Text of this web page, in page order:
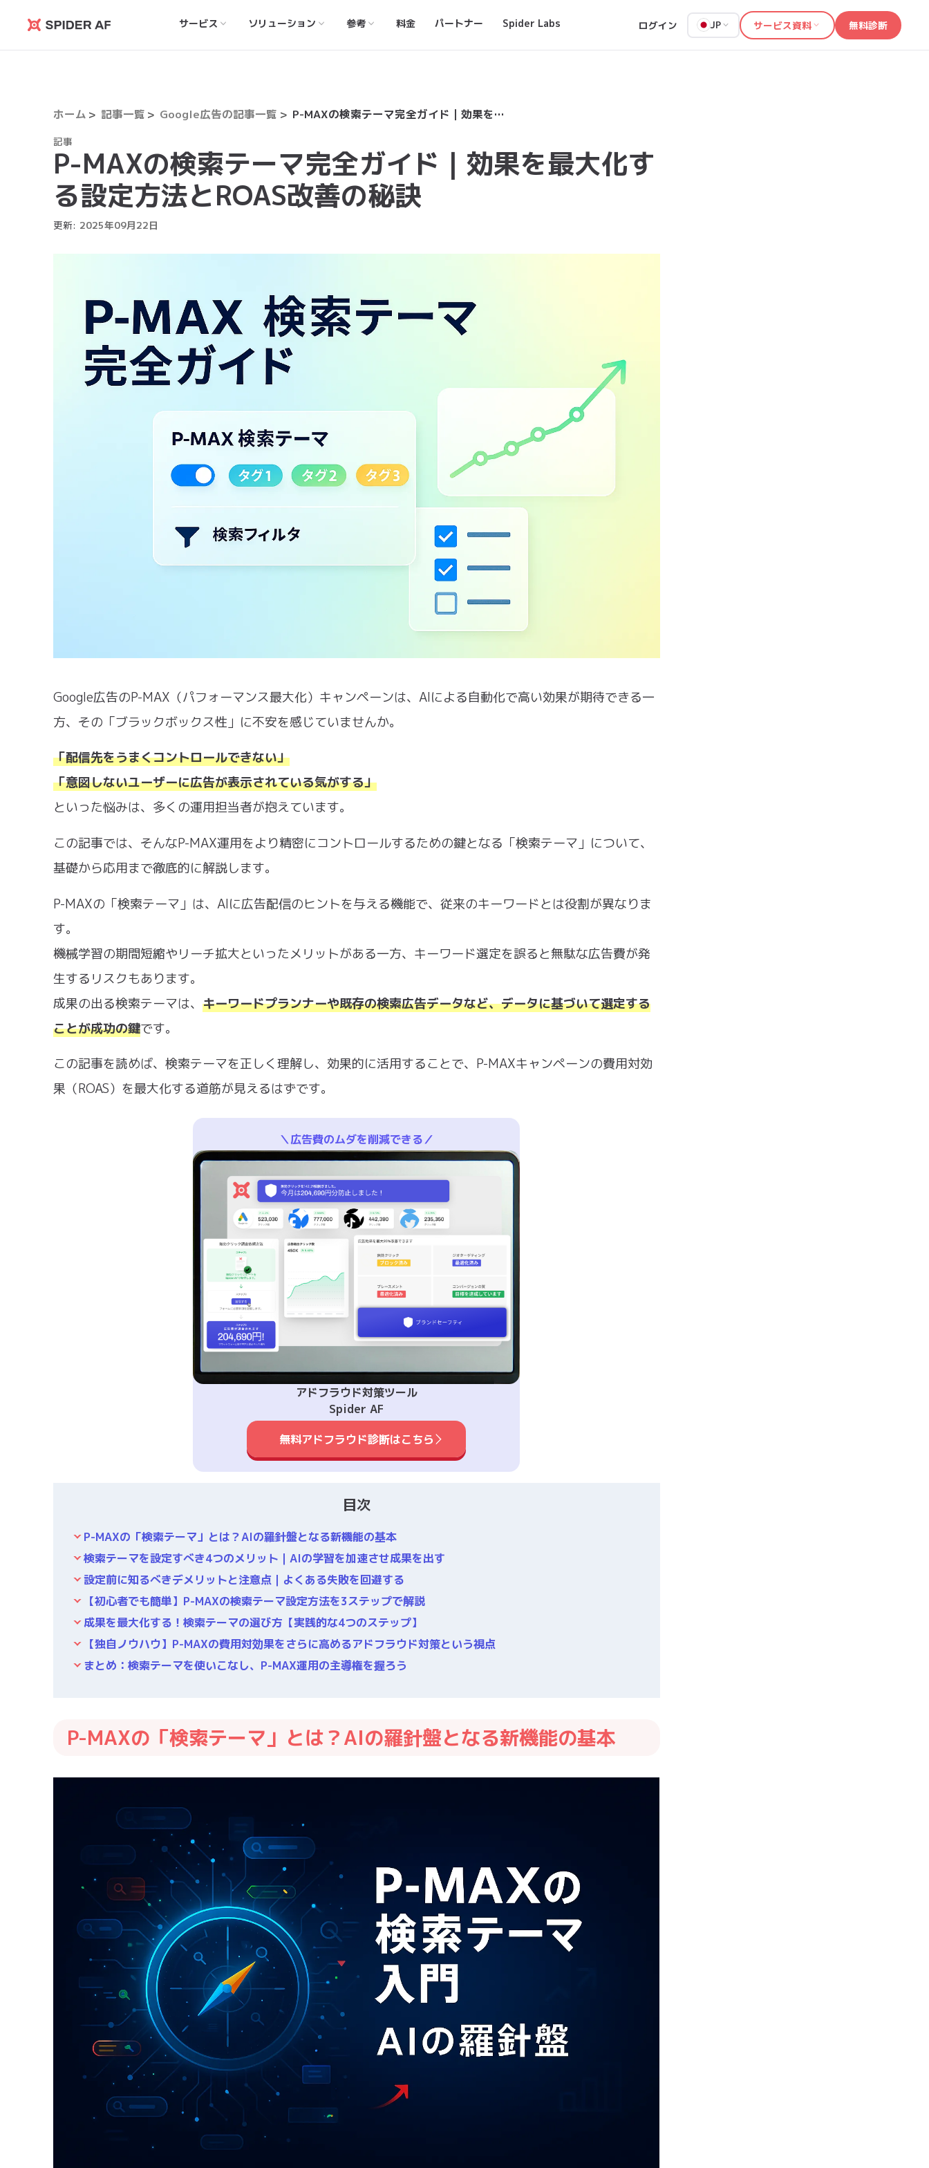
Spider
サービス ソリューション 参考 料金 パートナー Spider Labs ログイン JP サービス資料 無料診断
ホーム 記事一覧 Google広告の記事一覧 P-MAXの検索テーマ完全ガイド｜効果を最大化する設定方法とROAS改善の秘訣
記事
P-MAXの検索テーマ完全ガイド｜効果を最大化す
る設定方法とROAS改善の秘訣
更新: 2025年09月22日
Google広告のP-MAX（パフォーマンス最大化）キャンペーンは、AIによる自動化で高い効果が期待できる一
方、その「ブラックボックス性」に不安を感じていませんか。
「配信先をうまくコントロールできない」
「意図しないユーザーに広告が表示されている気がする」
といった悩みは、多くの運用担当者が抱えています。
この記事では、そんなP-MAX運用をより精密にコントロールするための鍵となる「検索テーマ」について、
基礎から応用まで徹底的に解説します。
P-MAXの「検索テーマ」は、AIに広告配信のヒントを与える機能で、従来のキーワードとは役割が異なりま
す。
機械学習の期間短縮やリーチ拡大といったメリットがある一方、キーワード選定を誤ると無駄な広告費が発
生するリスクもあります。
成果の出る検索テーマは、 キーワードプランナーや既存の検索広告データなど、データに基づいて選定する
ことが成功の鍵です。
この記事を読めば、検索テーマを正しく理解し、効果的に活用することで、P-MAXキャンペーンの費用対効
果（ROAS）を最大化する道筋が見えるはずです。
＼広告費のムダを削減できる／
アドフラウド対策ツール
Spider AF
無料アドフラウド診断はこちら
目次
P-MAXの「検索テーマ」とは？AIの羅針盤となる新機能の基本
検索テーマを設定すべき4つのメリット｜AIの学習を加速させ成果を出す
設定前に知るべきデメリットと注意点｜よくある失敗を回避する
【初心者でも簡単】P-MAXの検索テーマ設定方法を3ステップで解説
成果を最大化する！検索テーマの選び方【実践的な4つのステップ】
【独自ノウハウ】P-MAXの費用対効果をさらに高めるアドフラウド対策という視点
まとめ：検索テーマを使いこなし、P-MAX運用の主導権を握ろう
P-MAXの「検索テーマ」とは？AIの羅針盤となる新機能の基本